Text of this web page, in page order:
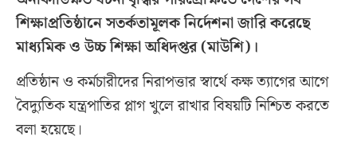
শিক্ষাপ্রতিষ্ঠানে সতর্কতামূলক নির্দেশনা জারি করেছে
মাধ্যমিক ও উচ্চ শিক্ষা অধিদপ্তর (মাউশি)।
প্রতিষ্ঠান ও কর্মচারীদের নিরাপত্তার স্বার্থে কক্ষ ত্যাগের আগে
বৈদ্যুতিক যন্ত্রপাতির প্লাগ খুলে রাখার বিষয়টি নিশ্চিত করতে
বলা হয়েছে।